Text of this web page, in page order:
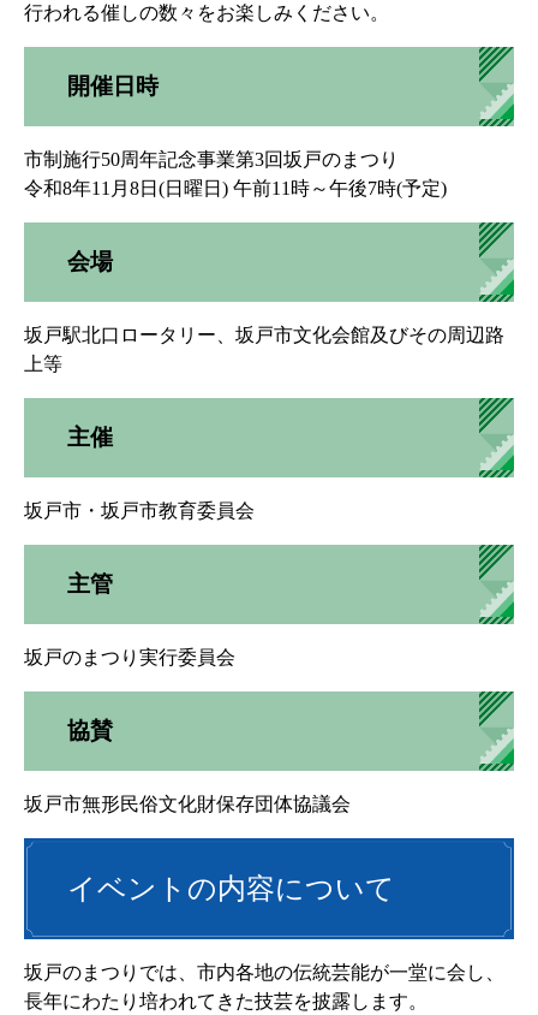
行われる催しの数々をお楽しみください。
開催日時
市制施行50周年記念事業第3回坂戸のまつり
令和8年11月8日(日曜日) 午前11時～午後7時(予定)
会場
坂戸駅北口ロータリー、坂戸市文化会館及びその周辺路
上等
主催
坂戸市・坂戸市教育委員会
主管
坂戸のまつり実行委員会
協賛
坂戸市無形民俗文化財保存団体協議会
イベントの内容について
坂戸のまつりでは、市内各地の伝統芸能が一堂に会し、
長年にわたり培われてきた技芸を披露します。